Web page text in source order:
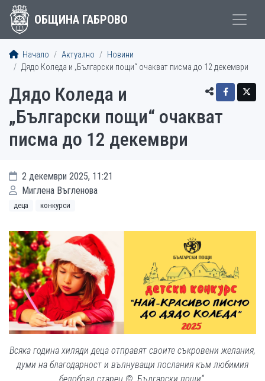
ОБЩИНА ГАБРОВО
Начало Актуално
Новини
Дядо Коледа и „Български пощи“ очакват писма до 12 декември
Дядо Коледа и
„Български пощи“ очакват
писма до 12 декември
2 декември 2025, 11:21
Миглена Въгленова
деца конкурси
Всяка година хиляди деца отправят своите съкровени желания,
думи на благодарност и вълнуващи послания към любимия